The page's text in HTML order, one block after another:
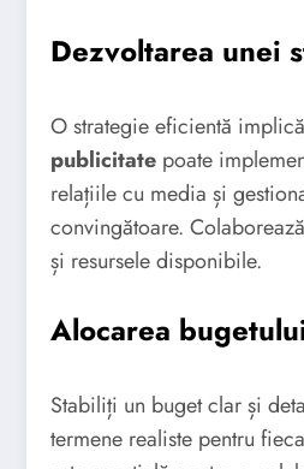
Dezvoltarea unei
O strategie eficientă
publicitate poate
relațiile cu media și
convingătoare.
și resursele disponibile.
Alocarea
Stabiliți un buget clar și
termene realiste pentru